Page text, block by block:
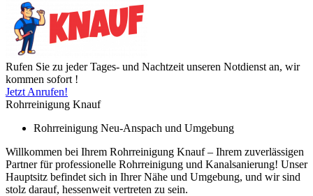
Rufen Sie zu jeder Tages- und Nachtzeit unseren Notdienst an, wir
kommen sofort !
Jetzt Anrufen!
Rohrreinigung Knauf
Rohrreinigung Neu-Anspach und Umgebung
Willkommen bei Ihrem Rohrreinigung Knauf – Ihrem zuverlässigen
Partner für professionelle Rohrreinigung und Kanalsanierung! Unser
Hauptsitz befindet sich in Ihrer Nähe und Umgebung, und wir sind
stolz darauf, hessenweit vertreten zu sein.